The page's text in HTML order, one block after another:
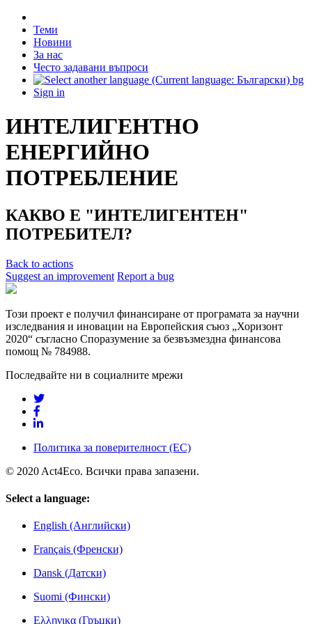
Теми
Новини
За нас
Често задавани въпроси
bg
Sign in
ИНТЕЛИГЕНТНО
ЕНЕРГИЙНО
ПОТРЕБЛЕНИЕ
КАКВО Е "ИНТЕЛИГЕНТЕН"
ПОТРЕБИТЕЛ?
Back to actions
Suggest an improvement Report a bug
Този проект е получил финансиране от програмата за научни
изследвания и иновации на Европейския съюз „Хоризонт
2020“ съгласно Споразумение за безвъзмездна финансова
помощ № 784988.
Последвайте ни в социалните мрежи
Политика за поверителност (ЕС)
© 2020 Act4Еco. Всички права запазени.
Select a language:
English (Английски)
Français (Френски)
Dansk (Датски)
Suomi (Фински)
Ελληνικα (Гръцки)